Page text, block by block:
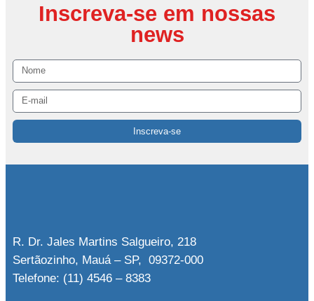
Inscreva-se em nossas
news
Inscreva-se
R. Dr. Jales Martins Salgueiro, 218
Sertãozinho, Mauá – SP, 09372-000
Telefone: (11) 4546 – 8383